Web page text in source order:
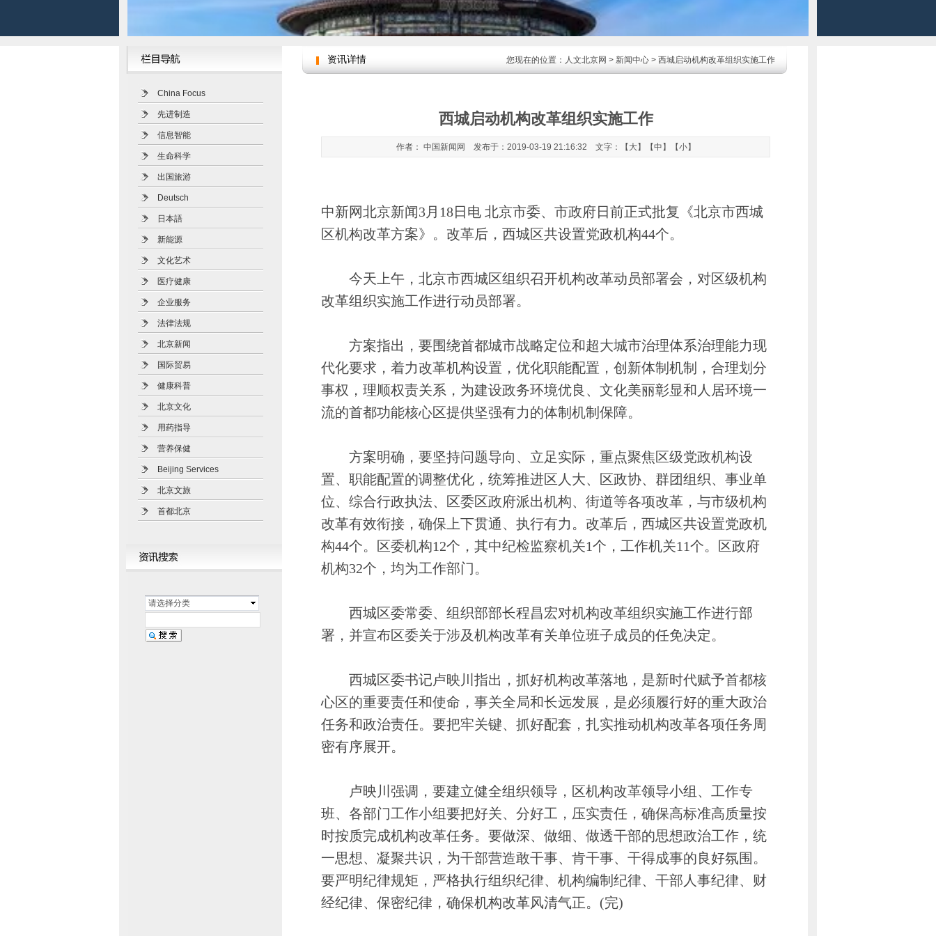
China Focus
先进制造
信息智能
生命科学
出国旅游
Deutsch
日本語
新能源
文化艺术
医疗健康
企业服务
法律法规
北京新闻
国际贸易
健康科普
北京文化
用药指导
营养保健
Beijing Services
北京文旅
首都北京
请选择分类
资讯详情 您现在的位置： 人文北京网 > 新闻中心 > 西城启动机构改革组织实施工作
西城启动机构改革组织实施工作
作者： 中国新闻网 发布于：2019-03-19 21:16:32 文字：【 大】【中 】【小】
中新网北京新闻3月18日电 北京市委、市政府日前正式批复《北京市西城
区机构改革方案》。改革后，西城区共设置党政机构44个。
今天上午，北京市西城区组织召开机构改革动员部署会，对区级机构
改革组织实施工作进行动员部署。
方案指出，要围绕首都城市战略定位和超大城市治理体系治理能力现
代化要求，着力改革机构设置，优化职能配置，创新体制机制，合理划分
事权，理顺权责关系，为建设政务环境优良、文化美丽彰显和人居环境一
流的首都功能核心区提供坚强有力的体制机制保障。
方案明确，要坚持问题导向、立足实际，重点聚焦区级党政机构设
置、职能配置的调整优化，统筹推进区人大、区政协、群团组织、事业单
位、综合行政执法、区委区政府派出机构、街道等各项改革，与市级机构
改革有效衔接，确保上下贯通、执行有力。改革后，西城区共设置党政机
构44个。区委机构12个，其中纪检监察机关1个，工作机关11个。区政府
机构32个，均为工作部门。
西城区委常委、组织部部长程昌宏对机构改革组织实施工作进行部
署，并宣布区委关于涉及机构改革有关单位班子成员的任免决定。
西城区委书记卢映川指出，抓好机构改革落地，是新时代赋予首都核
心区的重要责任和使命，事关全局和长远发展，是必须履行好的重大政治
任务和政治责任。要把牢关键、抓好配套，扎实推动机构改革各项任务周
密有序展开。
卢映川强调，要建立健全组织领导，区机构改革领导小组、工作专
班、各部门工作小组要把好关、分好工，压实责任，确保高标准高质量按
时按质完成机构改革任务。要做深、做细、做透干部的思想政治工作，统
一思想、凝聚共识，为干部营造敢干事、肯干事、干得成事的良好氛围。
要严明纪律规矩，严格执行组织纪律、机构编制纪律、干部人事纪律、财
经纪律、保密纪律，确保机构改革风清气正。(完)